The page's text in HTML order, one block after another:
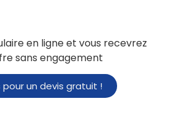
en ligne et vous recevrez
sans engagement
un devis gratuit !